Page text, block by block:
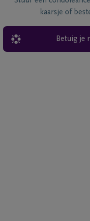
kaarsje of
Betuig je